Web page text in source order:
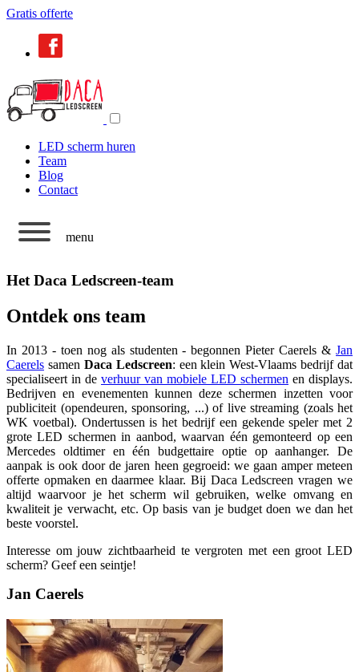
Gratis offerte
LED scherm huren
Team
Blog
Contact
menu
Het Daca Ledscreen-team
Ontdek ons team
In 2013 - toen nog als studenten - begonnen Pieter Caerels & Jan
Caerels samen Daca Ledscreen: een klein West-Vlaams bedrijf dat
specialiseert in de verhuur van mobiele LED schermen en displays.
Bedrijven en evenementen kunnen deze schermen inzetten voor
publiciteit (opendeuren, sponsoring, ...) of live streaming (zoals het
WK voetbal). Ondertussen is het bedrijf een gekende speler met 2
grote LED schermen in aanbod, waarvan één gemonteerd op een
Mercedes oldtimer en één budgettaire optie op aanhanger. De
aanpak is ook door de jaren heen gegroeid: we gaan amper meteen
offerte opmaken en daarmee klaar. Bij Daca Ledscreen vragen we
altijd waarvoor je het scherm wil gebruiken, welke omvang en
kwaliteit je verwacht, etc. Op basis van je budget doen we dan het
beste voorstel.
Interesse om jouw zichtbaarheid te vergroten met een groot LED
scherm? Geef een seintje!
Jan Caerels